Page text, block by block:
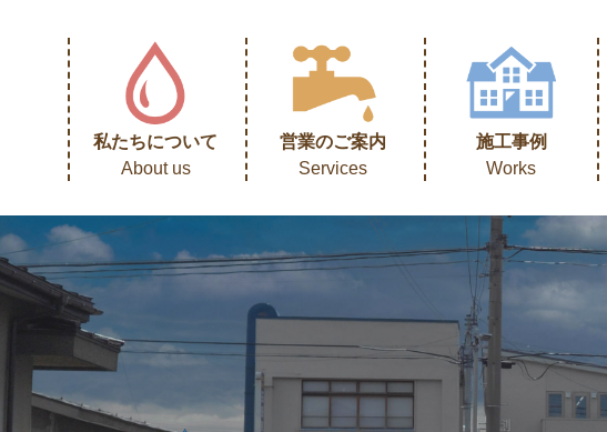
私たちについて
About us
営業のご案内
Services
施工事例
Works